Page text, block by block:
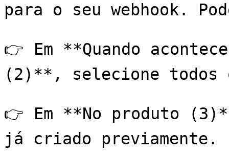
para o seu webhook.
👉 Em **Quando
(2)**, selecione todos
👉 Em **No produto
já criado previamente.